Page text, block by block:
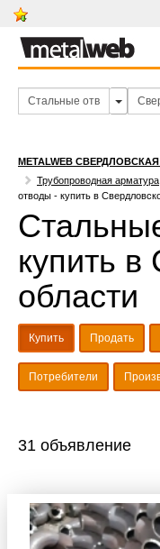
METALWEB
Трубопроводная арматура
отводы - купить в
купить в
области
Купить Продать
Потребители
31 объявление